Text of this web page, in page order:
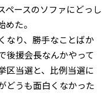
ースのソファにどっし
た。
なり、勝手なことばか
後援会長なんかやって
区当選と、比例当選に
どうも面白くなかった